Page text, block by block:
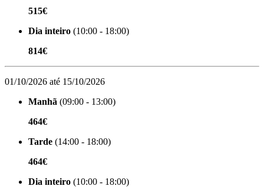
515€
Dia inteiro (10:00 - 18:00)
814€
01/10/2026 até 15/10/2026
Manhã (09:00 - 13:00)
464€
Tarde (14:00 - 18:00)
464€
Dia inteiro (10:00 - 18:00)